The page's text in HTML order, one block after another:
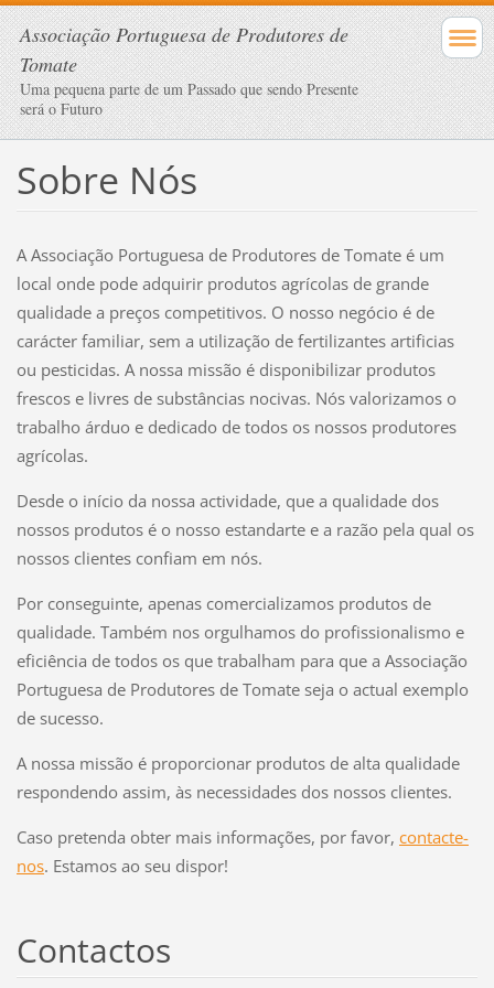
Associação Portuguesa de Produtores de
Tomate
Uma pequena parte de um Passado que sendo Presente
será o Futuro
Sobre Nós
A Associação Portuguesa de Produtores de Tomate é um
local onde pode adquirir produtos agrícolas de grande
qualidade a preços competitivos. O nosso negócio é de
carácter familiar, sem a utilização de fertilizantes artificias
ou pesticidas. A nossa missão é disponibilizar produtos
frescos e livres de substâncias nocivas. Nós valorizamos o
trabalho árduo e dedicado de todos os nossos produtores
agrícolas.
Desde o início da nossa actividade, que a qualidade dos
nossos produtos é o nosso estandarte e a razão pela qual os
nossos clientes confiam em nós.
Por conseguinte, apenas comercializamos produtos de
qualidade. Também nos orgulhamos do profissionalismo e
eficiência de todos os que trabalham para que a Associação
Portuguesa de Produtores de Tomate seja o actual exemplo
de sucesso.
A nossa missão é proporcionar produtos de alta qualidade
respondendo assim, às necessidades dos nossos clientes.
Caso pretenda obter mais informações, por favor, contacte-
nos. Estamos ao seu dispor!
Contactos